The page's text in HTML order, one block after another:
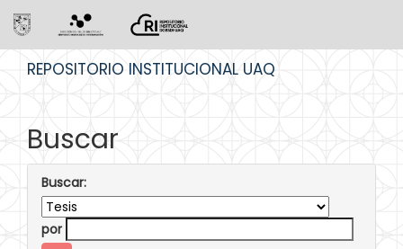
REPOSITORIO INSTITUCIONAL UAQ
Buscar
Buscar:
por